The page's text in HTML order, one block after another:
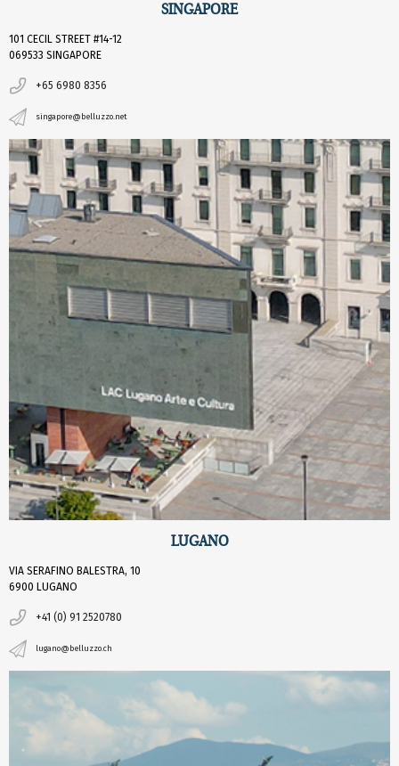
SINGAPORE
101 CECIL STREET #14-12
069533 SINGAPORE
+65 6980 8356
singapore@belluzzo.net
LUGANO
VIA SERAFINO BALESTRA, 10
6900 LUGANO
+41 (0) 91 2520780
lugano@belluzzo.ch